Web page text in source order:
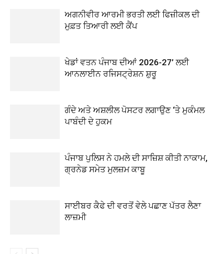
ਅਗਨੀਵੀਰ ਆਰਮੀ ਭਰਤੀ ਲਈ ਫਿਜ਼ੀਕਲ ਦੀ
ਮੁਫ਼ਤ ਤਿਆਰੀ ਲਈ ਕੈਂਪ
ਖੇਡਾਂ ਵਤਨ ਪੰਜਾਬ ਦੀਆਂ 2026-27’ ਲਈ
ਆਨਲਾਈਨ ਰਜਿਸਟ੍ਰੇਸ਼ਨ ਸ਼ੁਰੂ
ਗੰਦੇ ਅਤੇ ਅਸ਼ਲੀਲ ਪੋਸਟਰ ਲਗਾਉਣ ‘ਤੇ ਮੁਕੰਮਲ
ਪਾਬੰਦੀ ਦੇ ਹੁਕਮ
ਪੰਜਾਬ ਪੁਲਿਸ ਨੇ ਹਮਲੇ ਦੀ ਸਾਜ਼ਿਸ਼ ਕੀਤੀ ਨਾਕਾਮ,
ਗ੍ਰਨੇਡ ਸਮੇਤ ਮੁਲਜ਼ਮ ਕਾਬੂ
ਸਾਈਬਰ ਕੈਫੇ ਦੀ ਵਰਤੋਂ ਵੇਲੇ ਪਛਾਣ ਪੱਤਰ ਲੈਣਾ
ਲਾਜ਼ਮੀ